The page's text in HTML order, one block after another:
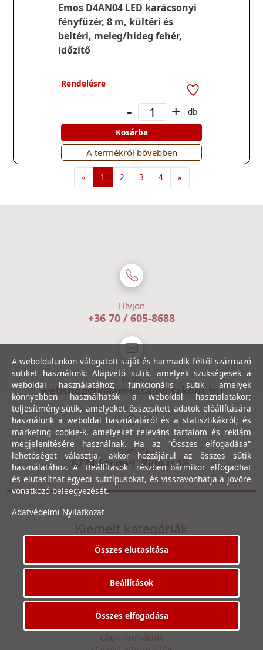
Emos D4AN04 LED karácsonyi
fényfüzér, 8 m, kültéri és
beltéri, meleg/hideg fehér,
időzítő
Rendelésre
- +
db
Kosárba
A termékről bővebben
« 1 2 3 4 »
Hívjon
+36 70 / 605-8688
Írjon
webshop@villamossagidiszkont.hu
Üzletünk
6724 Szeged, Rigó u 18.
Kiemelt kategóriák
Utolsó darabos termékek
Gewiss szerelvényezhető dobozok
Adatvédelmi Nyilatkozat
Online vitarendezési platform
Céginformációk
A weboldalunkon válogatott saját és harmadik féltől származó
sütiket használunk: Alapvető sütik, amelyek szükségesek a
weboldal használatához; funkcionális sütik, amelyek
könnyebben használhatók a weboldal használatakor;
teljesítmény-sütik, amelyeket összesített adatok előállítására
használunk a weboldal használatáról és a statisztikákról; és
marketing cookie-k, amelyeket releváns tartalom és reklám
megjelenítésére használnak. Ha az "Összes elfogadása"
lehetőséget választja, akkor hozzájárul az összes sütik
használatához. A "Beállítások" részben bármikor elfogadhat
és elutasíthat egyedi sütitípusokat, és visszavonhatja a jövőre
vonatkozó beleegyezését.
Adatvédelmi Nyilatkozat
Összes elutasítása
Beállítások
Összes elfogadása